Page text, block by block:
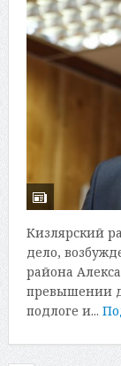
Кизлярский
дело,
района
превышении
подлоге и...